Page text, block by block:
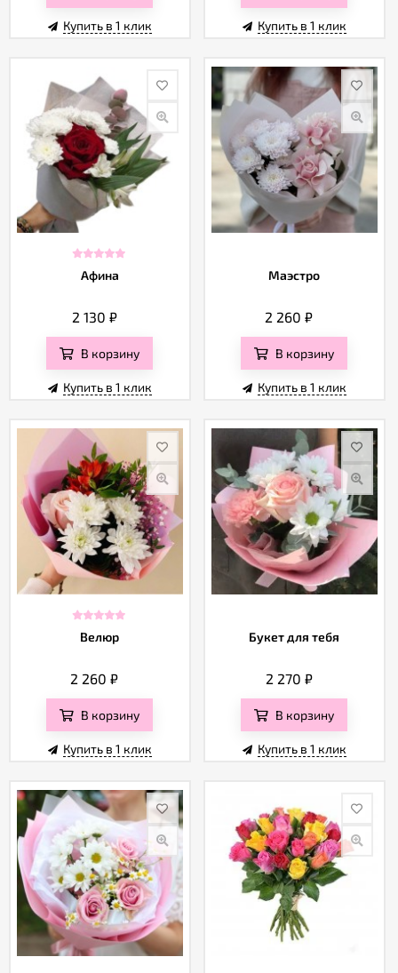
Купить в 1 клик Купить в 1 клик
Афина
2 130 ₽
В корзину
Купить в 1 клик
Маэстро
2 260₽
В корзину
Купить в 1 клик
Велюр
2 260₽
В корзину
Купить в 1 клик
Букет для тебя
2 270 ₽
В корзину
Купить в 1 клик